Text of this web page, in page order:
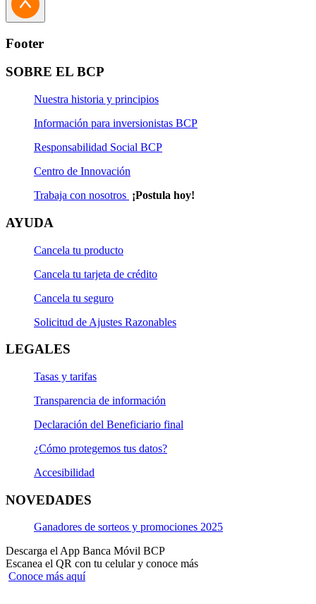
Footer
SOBRE EL BCP
Nuestra historia y principios
Información para inversionistas BCP
Responsabilidad Social BCP
Centro de Innovación
Trabaja con nosotros ¡Postula hoy!
AYUDA
Cancela tu producto
Cancela tu tarjeta de crédito
Cancela tu seguro
Solicitud de Ajustes Razonables
LEGALES
Tasas y tarifas
Transparencia de información
Declaración del Beneficiario final
¿Cómo protegemos tus datos?
Accesibilidad
NOVEDADES
Ganadores de sorteos y promociones 2025
Descarga el App Banca Móvil BCP
Escanea el QR con tu celular y conoce más
Conoce más aquí